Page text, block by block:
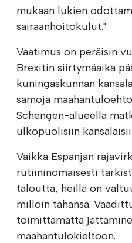
mukaan lukien
sairaanhoitokulut."
Vaatimus on peräisin
Brexitin siirtymäaika
kuningaskunnan
samoja
Schengen-alueella
ulkopuolisiin
Vaikka Espanjan
rutiininomaisesti
taloutta, heillä on
milloin tahansa.
toimittamatta
maahantulokieltoon.